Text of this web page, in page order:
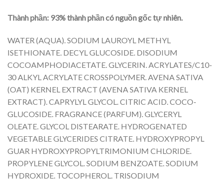
Thành phần: 93% thành phần có nguồn gốc tự nhiên.
WATER (AQUA). SODIUM LAUROYL METHYL
ISETHIONATE. DECYL GLUCOSIDE. DISODIUM
COCOAMPHODIACETATE. GLYCERIN. ACRYLATES/C10-
30 ALKYL ACRYLATE CROSSPOLYMER. AVENA SATIVA
(OAT) KERNEL EXTRACT (AVENA SATIVA KERNEL
EXTRACT). CAPRYLYL GLYCOL. CITRIC ACID. COCO-
GLUCOSIDE. FRAGRANCE (PARFUM). GLYCERYL
OLEATE. GLYCOL DISTEARATE. HYDROGENATED
VEGETABLE GLYCERIDES CITRATE. HYDROXYPROPYL
GUAR HYDROXYPROPYLTRIMONIUM CHLORIDE.
PROPYLENE GLYCOL. SODIUM BENZOATE. SODIUM
HYDROXIDE. TOCOPHEROL. TRISODIUM